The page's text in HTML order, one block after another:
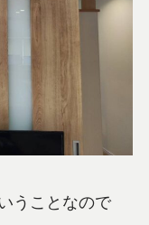
うことなので